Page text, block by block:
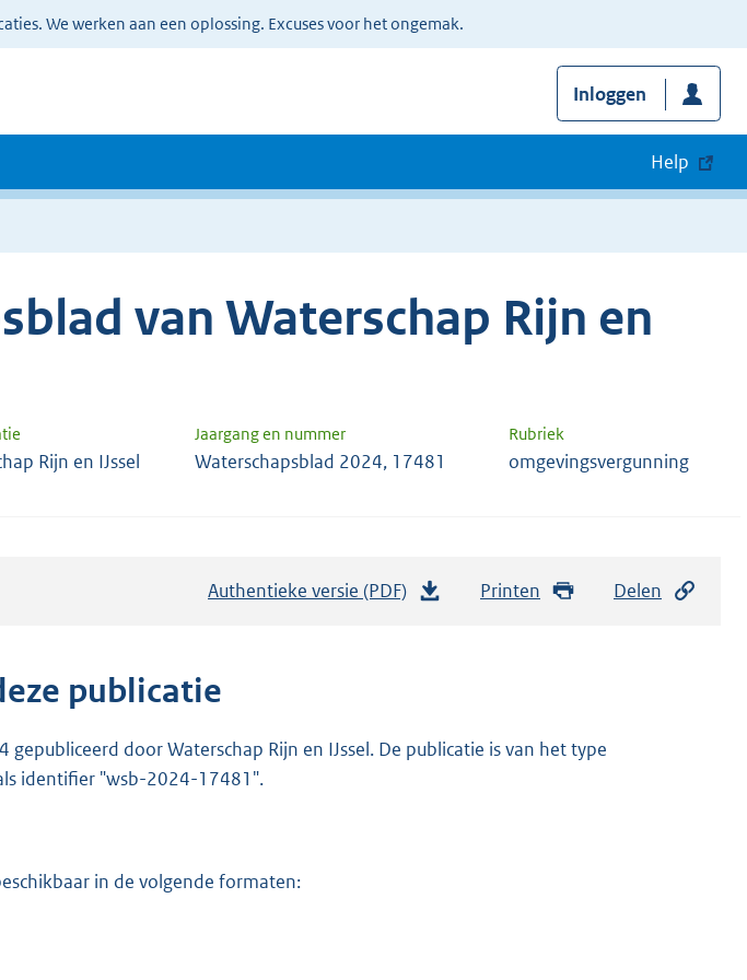
We werken aan een oplossing. Excuses voor het ongemak.
Inloggen
Help
van Waterschap Rijn en
Jaargang en nummer Rubriek
Rijn en IJssel Waterschapsblad 2024, 17481 omgevingsvergunning
Authentieke versie (PDF)
d
Printen Delen
publicatie
door Waterschap Rijn en IJssel. De publicatie is van het type
identifier "wsb-2024-17481".
in de volgende formaten: